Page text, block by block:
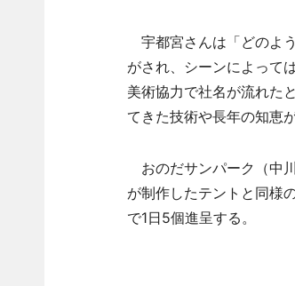
宇都宮さんは「どのよ
がされ、シーンによって
美術協力で社名が流れた
てきた技術や長年の知恵
おのだサンパーク（中
が制作したテントと同様
で1日5個進呈する。